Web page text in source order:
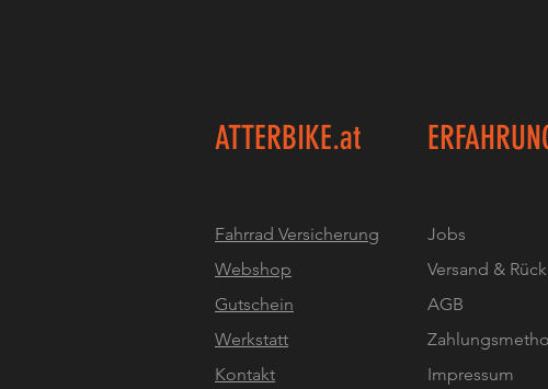
ATTERBIKE.at
Fahrrad Versicherung
Webshop
Gutschein
Werkstatt
Kontakt
Jobs
Versand &
AGB
Impressum